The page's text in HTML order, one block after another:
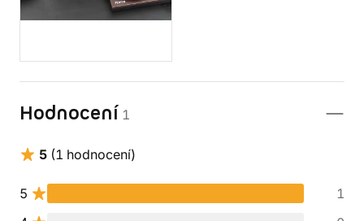
Hodnocení 1
5 (1 hodnocení)
5
1